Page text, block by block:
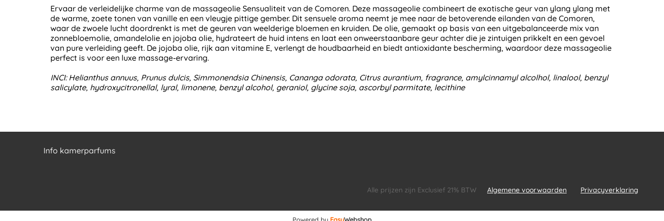
Ervaar de verleidelijke charme van de massageolie Sensualiteit van de Comoren. Deze massageolie combineert de exotische geur van ylang ylang met
de warme, zoete tonen van vanille en een vleugje pittige gember. Dit sensuele aroma neemt je mee naar de betoverende eilanden van de Comoren,
waar de zwoele lucht doordrenkt is met de geuren van weelderige bloemen en kruiden. De olie, gemaakt op basis van een uitgebalanceerde mix van
zonnebloemolie, amandelolie en jojoba olie, hydrateert de huid intens en laat een onweerstaanbare geur achter die je zintuigen prikkelt en een gevoel
van pure verleiding geeft. De jojoba olie, rijk aan vitamine E, verlengt de houdbaarheid en biedt antioxidante bescherming, waardoor deze massageolie
perfect is voor een luxe massage-ervaring.
INCI: Helianthus annuus, Prunus dulcis, Simmonendsia Chinensis, Cananga odorata, Citrus aurantium, fragrance, amylcinnamyl alcolhol, linalool, benzyl
salicylate, hydroxycitronellal, lyral, limonene, benzyl alcohol, geraniol, glycine soja, ascorbyl parmitate, lecithine
Info kamerparfums
Alle prijzen zijn Exclusief 21% BTW Algemene voorwaarden Privacyverklaring
Powered by EasyWebshop